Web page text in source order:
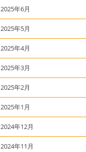
2025年6月
2025年5月
2025年4月
2025年3月
2025年2月
2025年1月
2024年12月
2024年11月